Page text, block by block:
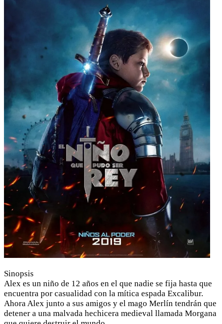
Sinopsis
Alex es un niño de 12 años en el que nadie se fija hasta que
encuentra por casualidad con la mítica espada Excalibur.
Ahora Alex junto a sus amigos y el mago Merlín tendrán que
detener a una malvada hechicera medieval llamada Morgana